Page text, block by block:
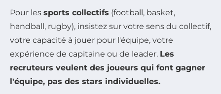
Pour les sports collectifs (football, basket,
handball, rugby), insistez sur votre sens du collectif,
votre capacité à jouer pour l'équipe, votre
expérience de capitaine ou de leader. Les
recruteurs veulent des joueurs qui font gagner
l'équipe, pas des stars individuelles.